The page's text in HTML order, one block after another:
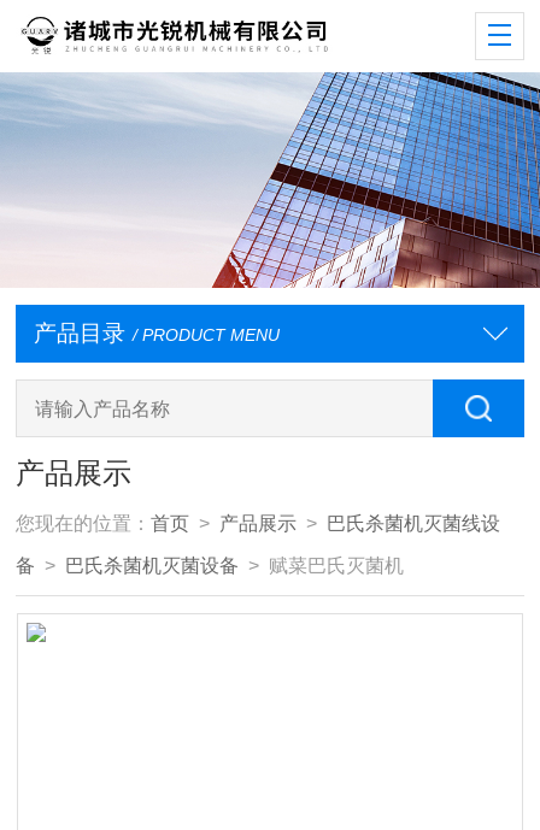
产品目录 / PRODUCT MENU
产品展示
您现在的位置：首页 > 产品展示 > 巴氏杀菌机灭菌线设
备 > 巴氏杀菌机灭菌设备 > 赋菜巴氏灭菌机